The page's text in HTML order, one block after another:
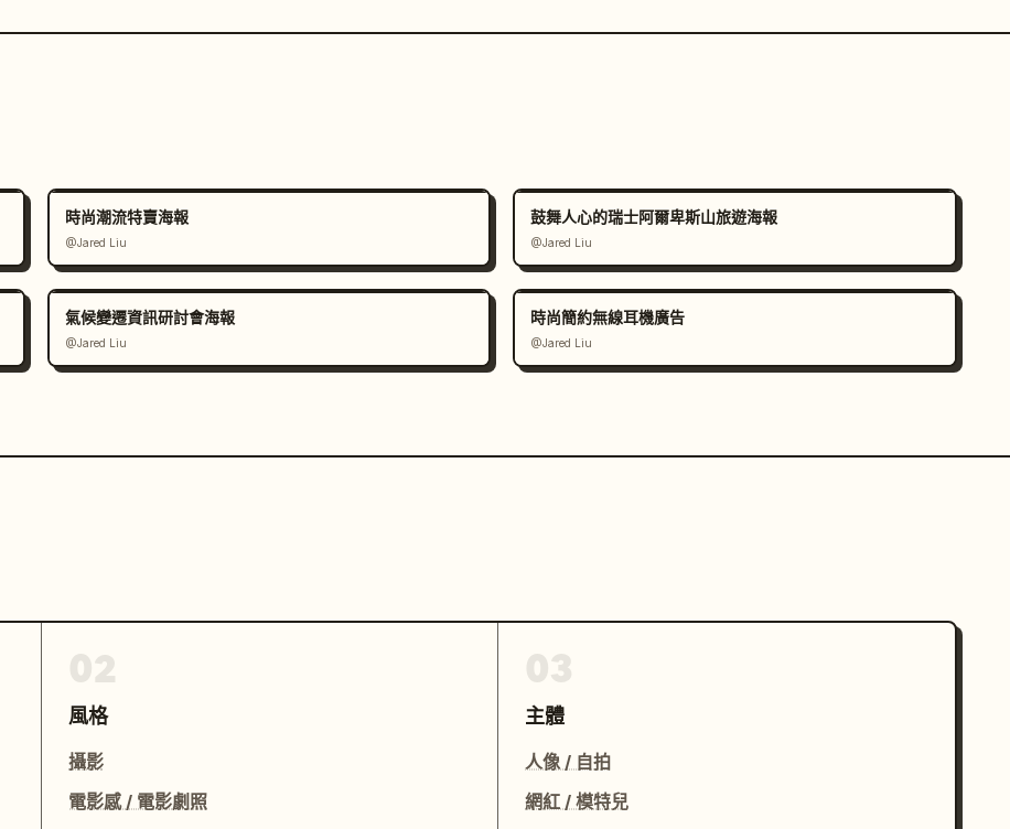
時尚潮流特賣海報
@Jared Liu
鼓舞人心的瑞士阿爾卑斯山旅遊海報
@Jared Liu
氣候變遷資訊研討會海報
@Jared Liu
時尚簡約無線耳機廣告
@Jared Liu
風格
攝影
電影感 / 電影劇照
主體
人像 / 自拍
網紅 / 模特兒